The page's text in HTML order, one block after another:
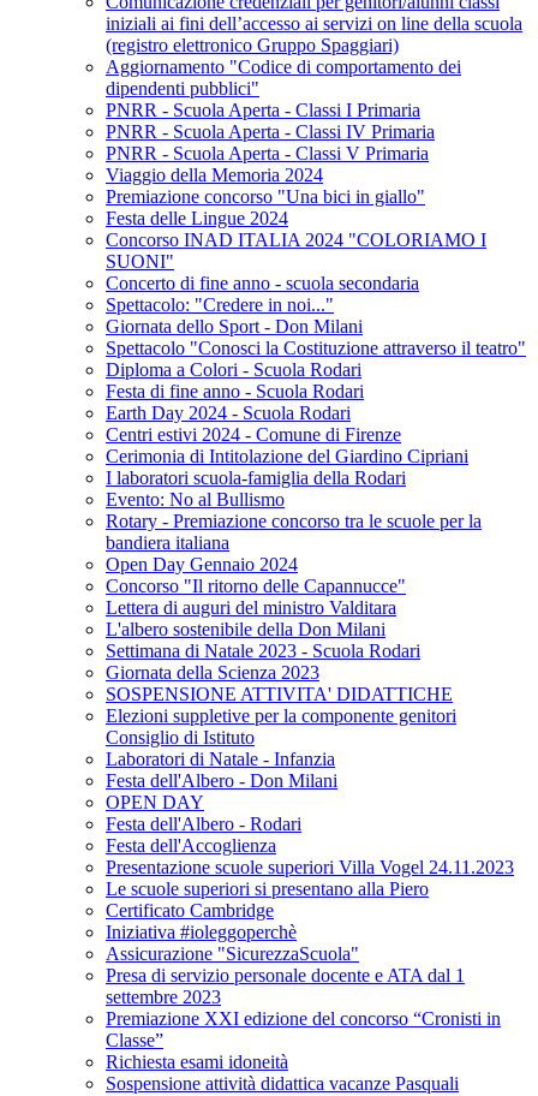
iniziali ai fini dell’accesso ai servizi on line della scuola
(registro elettronico Gruppo Spaggiari)
Aggiornamento "Codice di comportamento dei
dipendenti pubblici"
PNRR - Scuola Aperta - Classi I Primaria
PNRR - Scuola Aperta - Classi IV Primaria
PNRR - Scuola Aperta - Classi V Primaria
Viaggio della Memoria 2024
Premiazione concorso "Una bici in giallo"
Festa delle Lingue 2024
Concorso INAD ITALIA 2024 "COLORIAMO I
SUONI"
Concerto di fine anno - scuola secondaria
Spettacolo: "Credere in noi..."
Giornata dello Sport - Don Milani
Spettacolo "Conosci la Costituzione attraverso il teatro"
Diploma a Colori - Scuola Rodari
Festa di fine anno - Scuola Rodari
Earth Day 2024 - Scuola Rodari
Centri estivi 2024 - Comune di Firenze
Cerimonia di Intitolazione del Giardino Cipriani
I laboratori scuola-famiglia della Rodari
Evento: No al Bullismo
Rotary - Premiazione concorso tra le scuole per la
bandiera italiana
Open Day Gennaio 2024
Concorso "Il ritorno delle Capannucce"
Lettera di auguri del ministro Valditara
L'albero sostenibile della Don Milani
Settimana di Natale 2023 - Scuola Rodari
Giornata della Scienza 2023
SOSPENSIONE ATTIVITA' DIDATTICHE
Elezioni suppletive per la componente genitori
Consiglio di Istituto
Laboratori di Natale - Infanzia
Festa dell'Albero - Don Milani
OPEN DAY
Festa dell'Albero - Rodari
Festa dell'Accoglienza
Presentazione scuole superiori Villa Vogel 24.11.2023
Le scuole superiori si presentano alla Piero
Certificato Cambridge
Iniziativa #ioleggoperchè
Assicurazione "SicurezzaScuola"
Presa di servizio personale docente e ATA dal 1
settembre 2023
Premiazione XXI edizione del concorso “Cronisti in
Classe”
Richiesta esami idoneità
Sospensione attività didattica vacanze Pasquali